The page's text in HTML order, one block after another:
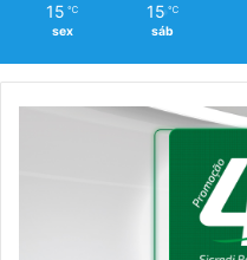
15 ℃
sex
15 ℃
sáb